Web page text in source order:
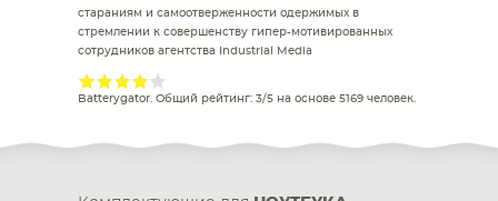
стараниям и самоотверженности одержимых в
стремлении к совершенству гипер-мотивированных
сотрудников агентства Industrial Media
Batterygator. Общий рейтинг: 3/5 на основе 5169 человек.